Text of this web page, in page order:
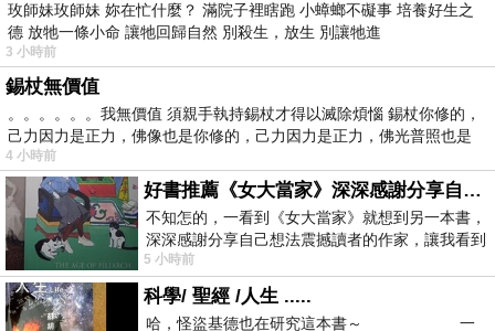
玫師妹玫師妹 妳在忙什麼？ 滿院子裡瞎跑 小蟑螂不礙事 培養好生之
德 放牠一條小命 讓牠回歸自然 別殺生，放生 別讓牠進
3 小時前
錫杖無價值
。。。。。。我無價值 須親手執持錫杖才得以滅除煩惱 錫杖你修的，
己力因力是正力，佛像也是你修的，己力因力是正力，佛光普照也是
4 小時前
好書推薦《女大當家》深深感謝分享自己想法震撼讀者的作家，讓我看到不同樣貌的家庭！
不知怎的，一看到《女大當家》就想到另一本書，
深深感謝分享自己想法震撼讀者的作家，讓我看到
不同樣貌的家庭！ 《女大
5 小時前
科學/ 聖經 /人生 .....
哈，怪盜基德也在研究這本書～ _ _ _ _ _ _ _ 一